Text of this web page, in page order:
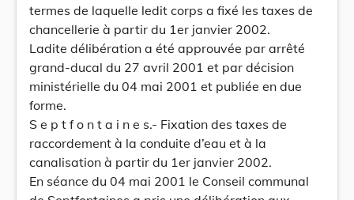
termes de laquelle ledit corps a fixé les taxes de
chancellerie à partir du 1er janvier 2002.
Ladite délibération a été approuvée par arrêté
grand-ducal du 27 avril 2001 et par décision
ministérielle du 04 mai 2001 et publiée en due
forme.
S e p t f o n t a i n e s.- Fixation des taxes de
raccordement à la conduite d’eau et à la
canalisation à partir du 1er janvier 2002.
En séance du 04 mai 2001 le Conseil communal